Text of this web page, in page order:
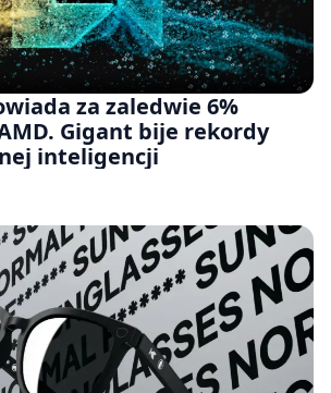
za zaledwie 6%
Gigant bije rekordy
inteligencji